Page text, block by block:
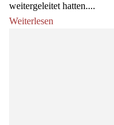
weitergeleitet hatten....
Weiterlesen